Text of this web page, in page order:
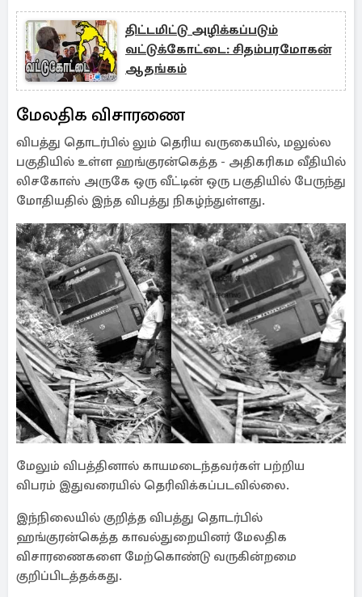
திட்டமிட்டு அழிக்கப்படும்
வட்டுக்கோட்டை: சிதம்பரமோகன்
ஆதங்கம்
மேலதிக விசாரணை
விபத்து தொடர்பில் லும் தெரிய வருகையில், மலுல்ல
பகுதியில் உள்ள ஹங்குரன்கெத்த - அதிகரிகம வீதியில்
லிசகோஸ் அருகே ஒரு வீட்டின் ஒரு பகுதியில் பேருந்து
மோதியதில் இந்த விபத்து நிகழ்ந்துள்ளது.
மேலும் விபத்தினால் காயமடைந்தவர்கள் பற்றிய
விபரம் இதுவரையில் தெரிவிக்கப்படவில்லை.
இந்நிலையில் குறித்த விபத்து தொடர்பில்
ஹங்குரன்கெத்த காவல்துறையினர் மேலதிக
விசாரணைகளை மேற்கொண்டு வருகின்றமை
குறிப்பிடத்தக்கது.